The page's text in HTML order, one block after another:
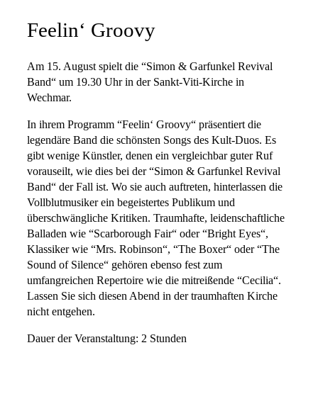
Feelin‘ Groovy
Am 15. August spielt die “Simon & Garfunkel Revival
Band“ um 19.30 Uhr in der Sankt-Viti-Kirche in
Wechmar.
In ihrem Programm “Feelin‘ Groovy“ präsentiert die
legendäre Band die schönsten Songs des Kult-Duos. Es
gibt wenige Künstler, denen ein vergleichbar guter Ruf
vorauseilt, wie dies bei der “Simon & Garfunkel Revival
Band“ der Fall ist. Wo sie auch auftreten, hinterlassen die
Vollblutmusiker ein begeistertes Publikum und
überschwängliche Kritiken. Traumhafte, leidenschaftliche
Balladen wie “Scarborough Fair“ oder “Bright Eyes“,
Klassiker wie “Mrs. Robinson“, “The Boxer“ oder “The
Sound of Silence“ gehören ebenso fest zum
umfangreichen Repertoire wie die mitreißende “Cecilia“.
Lassen Sie sich diesen Abend in der traumhaften Kirche
nicht entgehen.
Dauer der Veranstaltung: 2 Stunden